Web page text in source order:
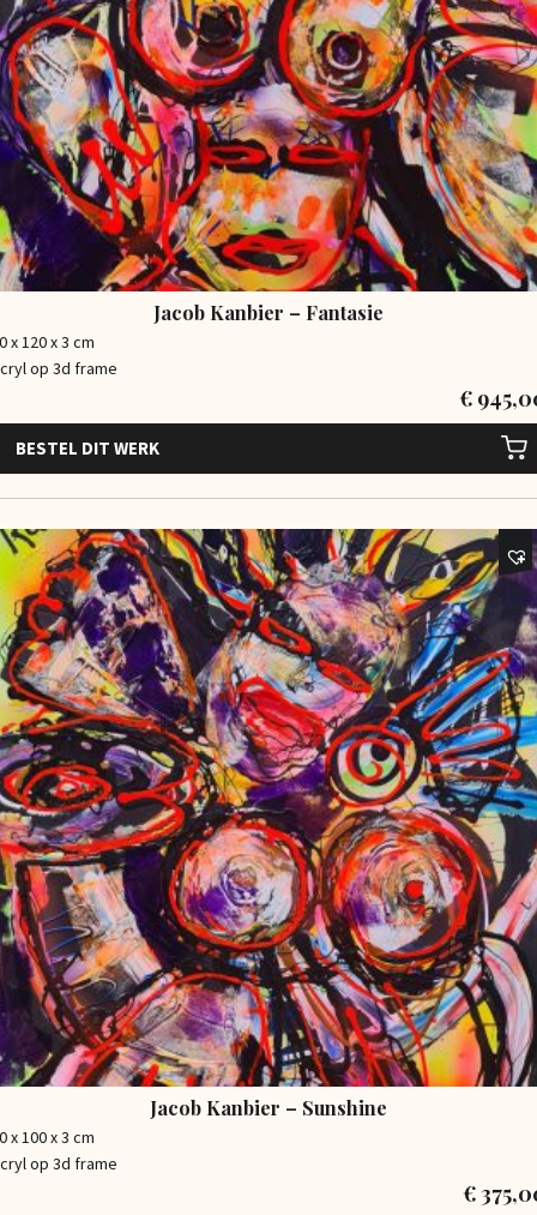
Jacob Kanbier – Fantasie
x 120 x 3 cm
op 3d frame
€
BESTEL DIT WERK
Jacob Kanbier – Sunshine
x 100 x 3 cm
op 3d frame
€